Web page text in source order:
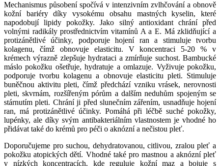
Mechanismus působení spočívá v intenzivním zvlhčování a obnově
kožní bariéry díky vysokému obsahu mastných kyselin, které
napodobují lipidy pokožky. Jako silný antioxidant chrání před
volnými radikály prostřednictvím vitamínů A a E. Má zklidňující a
protizánětlivé účinky, podporuje hojení ran a stimuluje tvorbu
kolagenu, čímž obnovuje elasticitu. V koncentraci 5-20 % v
krémech výrazně zlepšuje hydrataci a zmírňuje suchost. Bambucké
máslo pokožku ošetřuje, hydratuje a omlazuje. Vyživuje pokožku,
podporuje tvorbu kolagenu a obnovuje elasticitu pleti. Stimuluje
buněčnou aktivitu pleti, čímž předchází vzniku vrásek, nerovnosti
pleti, skvrnám, rozšířeným pórům a dalším neduhům spojeným se
stárnutím pleti. Chrání ji před slunečním zářením, usnadňuje hojení
ran, má protizánětlivé účinky. Pomáhá při léčbě suché pokožky,
lupénky, ale díky svým antibakteriálním vlastnostem je vhodné ho
přidávat také do krémů pro péči o aknózní a nečistou pleť.
Doporučujeme pro suchou, dehydratovanou, citlivou, zralou pleť a
pokožku atopických dětí. Vhodné také pro mastnou a aknózní pleť
v nízkých koncentracích, kde reguluje kožní maz a bojuje s